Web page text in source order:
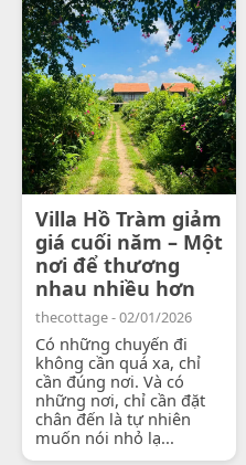
Villa Hồ Tràm giảm
giá cuối năm – Một
nơi để thương
nhau nhiều hơn
thecottage - 02/01/2026
Có những chuyến đi
không cần quá xa, chỉ
cần đúng nơi. Và có
những nơi, chỉ cần đặt
chân đến là tự nhiên
muốn nói nhỏ lạ...